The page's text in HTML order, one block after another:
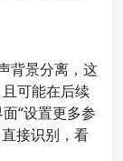
背景分离，这
可能在后续
“设置更多参
直接识别，看